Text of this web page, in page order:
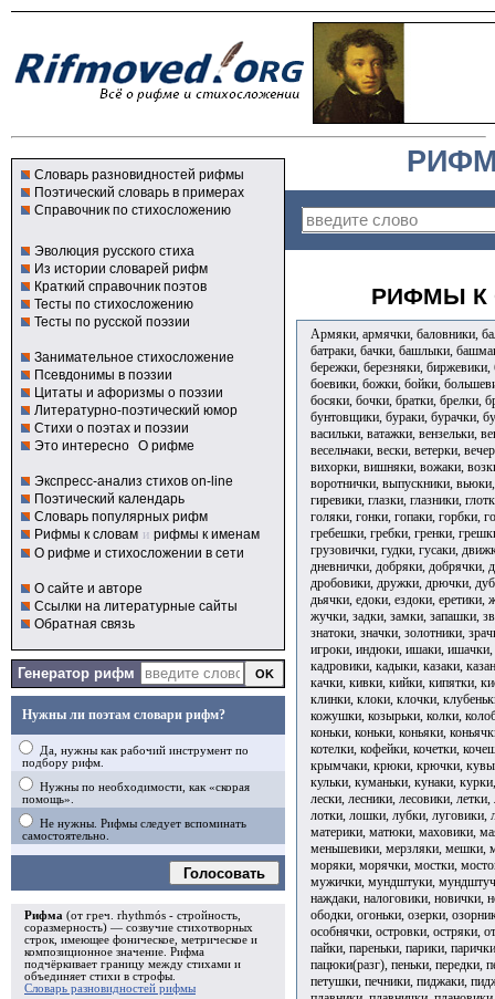
Словарь разновидностей рифмы
Поэтический словарь в примерах
Справочник по стихосложению
Эволюция русского стиха
Из истории словарей рифм
Краткий справочник поэтов
Тесты по стихосложению
Тесты по русской поэзии
Занимательное стихосложение
Псевдонимы в поэзии
Цитаты и афоризмы о поэзии
Литературно-поэтический юмор
Стихи о поэтах и поэзии
Это интересно О рифме
Экспресс-анализ стихов on-line
Поэтический календарь
Словарь популярных рифм
Рифмы к словам и рифмы к именам
О рифме и стихосложении в сети
О сайте и авторе
Ссылки на литературные сайты
Обратная связь
Генератор рифм
Нужны ли поэтам словари рифм?
Да, нужны как рабочий инструмент по
подбору рифм.
Нужны по необходимости, как «скорая
помощь».
Не нужны. Рифмы следует вспоминать
самостоятельно.
Голосовать
Рифма (от греч. rhythmós - стройность,
соразмерность) — созвучие стихотворных
строк, имеющее фоническое, метрическое и
композиционное значение. Рифма
подчёркивает границу между стихами и
объединяет стихи в строфы
Словарь разновидностей рифмы
РИФМЫ К
Армяки, армячки, баловники,
батраки, бачки, башлыки,
бережки, березняки,
боевики, божки, бойки,
босяки, бочки, братки, брелки,
бунтовщики, бураки, бурачки,
васильки, ватажки, вензельки,
весельчаки, вески, ветерки,
вихорки, вишняки, вожаки,
воротнички, выпускники,
гиревики, глазки, глазники,
голяки, гонки, гопаки, горбки,
гребешки, гребки, гренки,
грузовички, гудки, гусаки,
дневнички, добряки,
дробовики, дружки, дрючки,
дьячки, едоки, ездоки,
жучки, задки, замки, запашки,
знатоки, значки, золотники,
игроки, индюки, ишаки, ишачки,
кадровики, кадыки, казаки,
качки, кивки, кийки, кипятки,
клинки, клоки, клочки,
кожушки, козырьки, колки,
коньки, коньки, коньяки,
котелки, кофейки, кочетки,
крымчаки, крюки, крючки,
кульки, куманьки, кунаки,
лески, лесники, лесовики,
лотки, лошки, лубки, луговики,
материки, матюки, маховики,
меньшевики, мерзляки, мешки,
моряки, морячки, мостки,
мужички, мундштуки,
наждаки, налоговики, новички,
ободки, огоньки, озерки,
особнячки, островки, остряки,
пайки, пареньки, парики,
пацюки(разг), пеньки, передки,
петушки, печники, пиджаки,